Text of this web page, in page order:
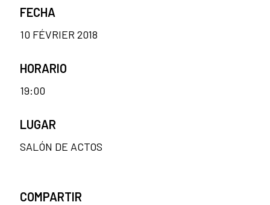
FECHA
10 FÉVRIER 2018
HORARIO
19:00
LUGAR
SALÓN DE ACTOS
COMPARTIR